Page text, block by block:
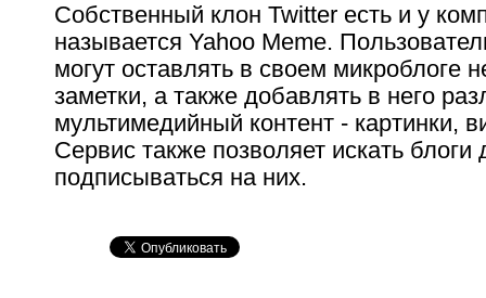
Собственный клон Twitter есть и у
называется Yahoo Meme.
могут оставлять в своем микроблоге
заметки, а также добавлять в него
мультимедийный контент - картинки,
Сервис также позволяет искать блоги
подписываться на них.